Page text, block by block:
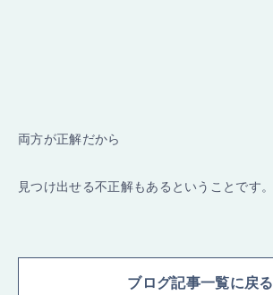
両方が正解だから
見つけ出せる不正解もあるということです。
ブログ記事一覧に戻る